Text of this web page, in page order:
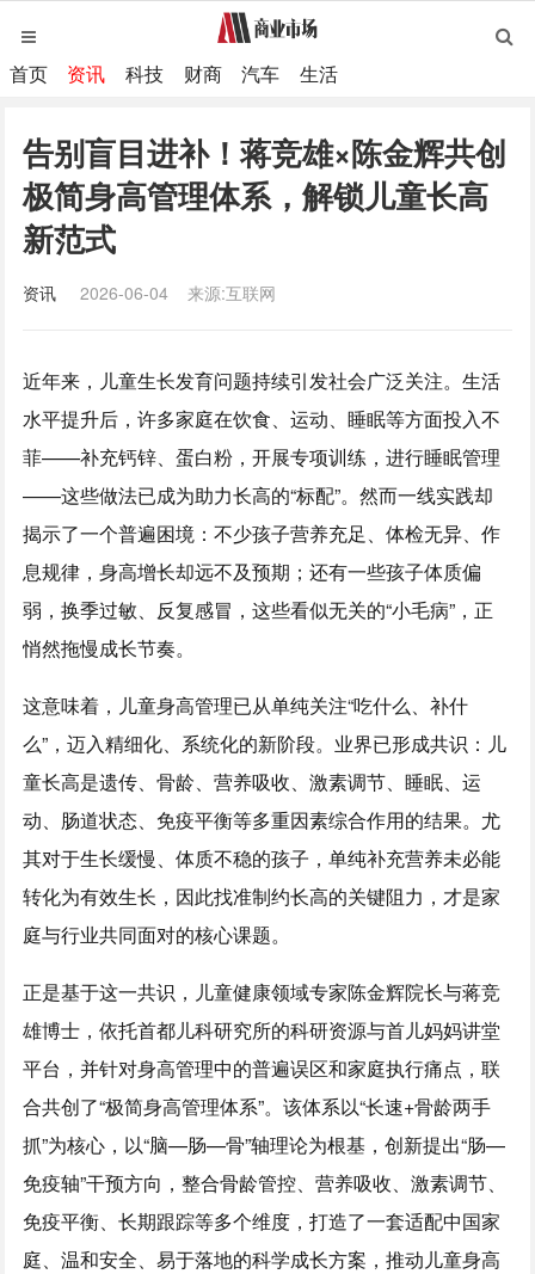
首页 资讯 科技 财商 汽车 生活
告别盲目进补！蒋竞雄×陈金辉共创
极简身高管理体系，解锁儿童长高
新范式
资讯 2026-06-04 来源:互联网
近年来，儿童生长发育问题持续引发社会广泛关注。生活
水平提升后，许多家庭在饮食、运动、睡眠等方面投入不
菲——补充钙锌、蛋白粉，开展专项训练，进行睡眠管理
——这些做法已成为助力长高的“标配”。然而一线实践却
揭示了一个普遍困境：不少孩子营养充足、体检无异、作
息规律，身高增长却远不及预期；还有一些孩子体质偏
弱，换季过敏、反复感冒，这些看似无关的“小毛病”，正
悄然拖慢成长节奏。
这意味着，儿童身高管理已从单纯关注“吃什么、补什
么”，迈入精细化、系统化的新阶段。业界已形成共识：儿
童长高是遗传、骨龄、营养吸收、激素调节、睡眠、运
动、肠道状态、免疫平衡等多重因素综合作用的结果。尤
其对于生长缓慢、体质不稳的孩子，单纯补充营养未必能
转化为有效生长，因此找准制约长高的关键阻力，才是家
庭与行业共同面对的核心课题。
正是基于这一共识，儿童健康领域专家陈金辉院长与蒋竞
雄博士，依托首都儿科研究所的科研资源与首儿妈妈讲堂
平台，并针对身高管理中的普遍误区和家庭执行痛点，联
合共创了“极简身高管理体系”。该体系以“长速+骨龄两手
抓”为核心，以“脑—肠—骨”轴理论为根基，创新提出“肠—
免疫轴”干预方向，整合骨龄管控、营养吸收、激素调节、
免疫平衡、长期跟踪等多个维度，打造了一套适配中国家
庭、温和安全、易于落地的科学成长方案，推动儿童身高